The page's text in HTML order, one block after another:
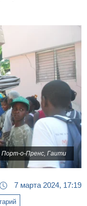
Порт-о-Пренс, Гаити
7 марта 2024, 17:19